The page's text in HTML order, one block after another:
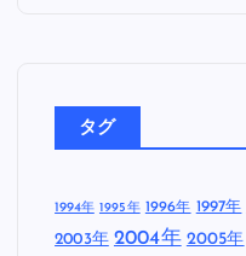
タグ
1994年 1995年 1996年 1997年
2003年 2004年 2005年